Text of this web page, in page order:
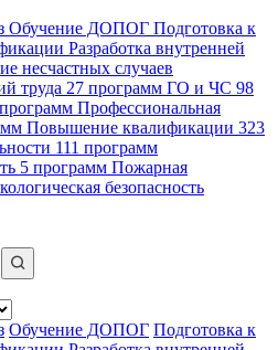
Обучение ДОПОГ Подготовка к
Разработка внутренней
несчастных случаев
труда 27 программ ГО и ЧС 98
Профессиональная
Повышение квалификации 323
111 программ
5 программ Пожарная
безопасность
Обучение ДОПОГ Подготовка к